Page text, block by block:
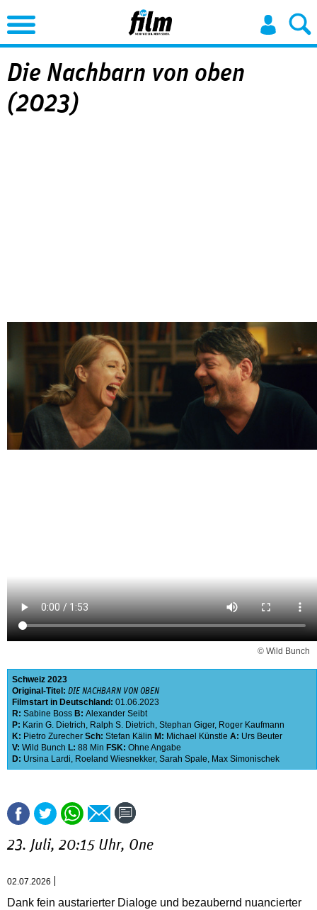
Jump to Navigation
Die Nachbarn von oben
(2023)
© Wild Bunch
Schweiz 2023
Original-Titel: DIE NACHBARN VON OBEN
Filmstart in Deutschland: 01.06.2023
R: Sabine Boss B: Alexander Seibt
P: Karin G. Dietrich, Ralph S. Dietrich, Stephan Giger, Roger Kaufmann
K: Pietro Zurecher Sch: Stefan Kälin M: Michael Künstle A: Urs Beuter
V: Wild Bunch L: 88 Min FSK: Ohne Angabe
D: Ursina Lardi, Roeland Wiesnekker, Sarah Spale, Max Simonischek
23. Juli, 20:15 Uhr, One
02.07.2026
Dank fein austarierter Dialoge und bezaubernd nuancierter